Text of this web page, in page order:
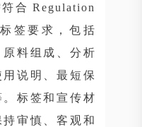
合 Regulation
签要求，包括
料组成、分析
说明、最短保
标签和宣传材
审慎、客观和